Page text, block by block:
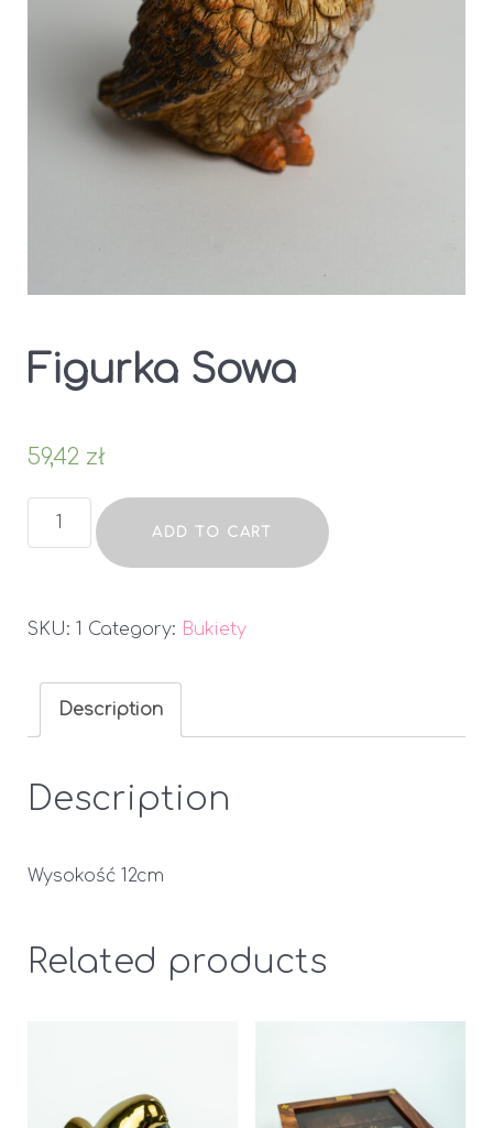
Figurka Sowa
59,42 zł
Figurka
Sowa
ADD TO CART
SKU: 1 Category: Bukiety
Description
Description
Wysokość 12cm
Related products